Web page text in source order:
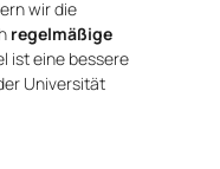
wir die
regelmäßige
ist eine bessere
Universität